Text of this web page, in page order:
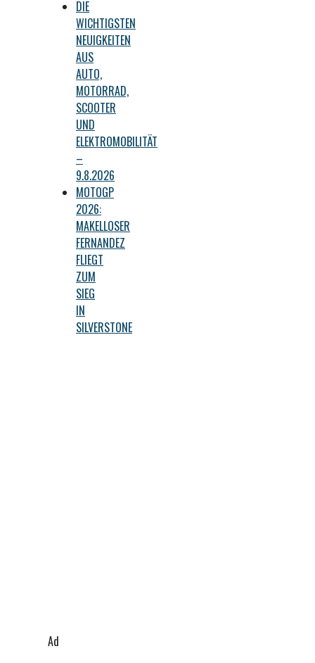
DIE
WICHTIGSTEN
NEUIGKEITEN
AUS
AUTO,
MOTORRAD,
SCOOTER
UND
ELEKTROMOBILITÄT
–
9.8.2026
MOTOGP
2026:
MAKELLOSER
FERNANDEZ
FLIEGT
ZUM
SIEG
IN
SILVERSTONE
Ad